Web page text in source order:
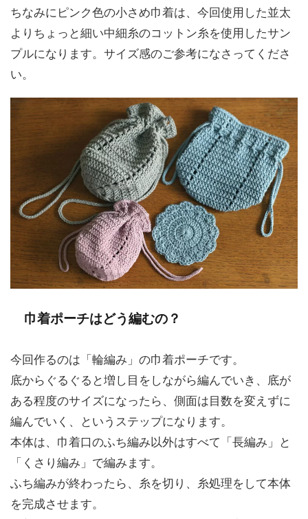
ちなみにピンク色の小さめ巾着は、今回使用した並太
よりちょっと細い中細糸のコットン糸を使用したサン
プルになります。サイズ感のご参考になさってくださ
い。
巾着ポーチはどう編むの？
今回作るのは「輪編み」の巾着ポーチです。
底からぐるぐると増し目をしながら編んでいき、底が
ある程度のサイズになったら、側面は目数を変えずに
編んでいく、というステップになります。
本体は、巾着口のふち編み以外はすべて「長編み」と
「くさり編み」で編みます。
ふち編みが終わったら、糸を切り、糸処理をして本体
を完成させます。